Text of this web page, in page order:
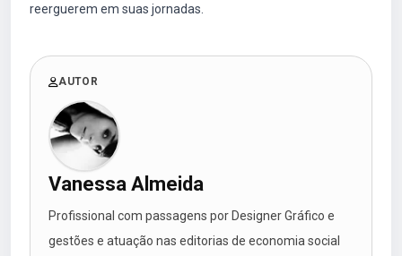
reerguerem em suas jornadas.
AUTOR
Vanessa Almeida
Profissional com passagens por Designer Gráfico e
gestões e atuação nas editorias de economia social